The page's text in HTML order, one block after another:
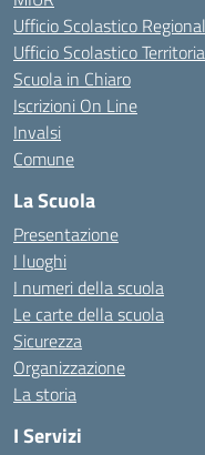
Ufficio Scolastico
Ufficio Scolastico
Scuola in Chiaro
Iscrizioni On Line
Invalsi
Comune
La Scuola
Presentazione
I luoghi
I numeri della scuola
Le carte della scuola
Sicurezza
Organizzazione
La storia
I Servizi